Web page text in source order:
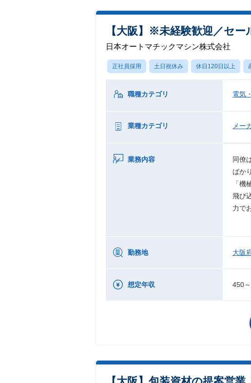
【大阪】※未経験歓迎／セ
日本オートマチックマシン株式会社
正社員採用 土日祝休み 休日120日以上
職種カテゴリ 電気
業種カテゴリ メー
業務内容
同僚
ばか
「
飛び
力で
勤務地 大阪
想定年収 450